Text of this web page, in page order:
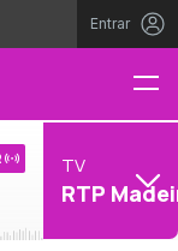
Entrar
TV
RTP